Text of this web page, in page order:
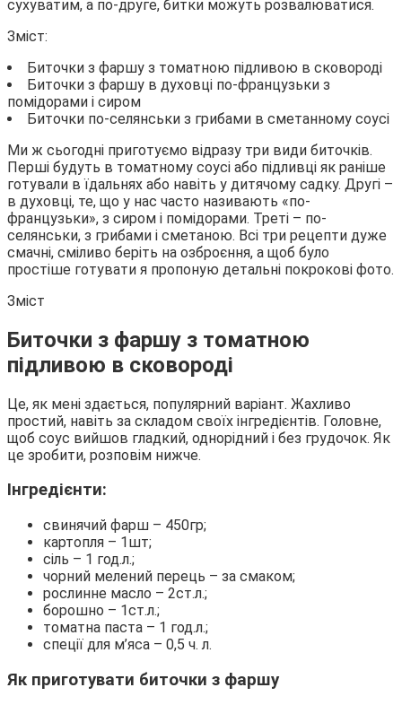
сухуватим, а по-друге, битки можуть розвалюватися.
Зміст:
Биточки з фаршу з томатною підливою в сковороді
Биточки з фаршу в духовці по-французьки з
помідорами і сиром
Биточки по-селянськи з грибами в сметанному соусі
Ми ж сьогодні приготуємо відразу три види биточків.
Перші будуть в томатному соусі або підливці як раніше
готували в їдальнях або навіть у дитячому садку. Другі –
в духовці, те, що у нас часто називають «по-
французьки», з сиром і помідорами. Треті – по-
селянськи, з грибами і сметаною. Всі три рецепти дуже
смачні, сміливо беріть на озброєння, а щоб було
простіше готувати я пропоную детальні покрокові фото.
Зміст
Биточки з фаршу з томатною
підливою в сковороді
Це, як мені здається, популярний варіант. Жахливо
простий, навіть за складом своїх інгредієнтів. Головне,
щоб соус вийшов гладкий, однорідний і без грудочок. Як
це зробити, розповім нижче.
Інгредієнти:
свинячий фарш – 450гр;
картопля – 1шт;
сіль – 1 год.л.;
чорний мелений перець – за смаком;
рослинне масло – 2ст.л.;
борошно – 1ст.л.;
томатна паста – 1 год.л.;
спеції для м’яса – 0,5 ч. л.
Як приготувати биточки з фаршу